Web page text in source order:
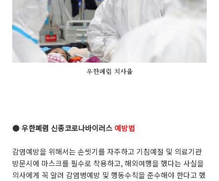
우한폐렴 치사율
●우한폐렴 신종코로나바이러스 예방법
감염예방을 위해서는 손씻기를 자주하고 기침예절 및 의료기관
방문시에 마스크를 필수로 착용하고, 해외여행을 했다는 사실을
의사에게 꼭 알려 감염병예방 및 행동수칙을 준수해야 한다고 했